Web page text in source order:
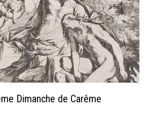
Dimanche de Carême